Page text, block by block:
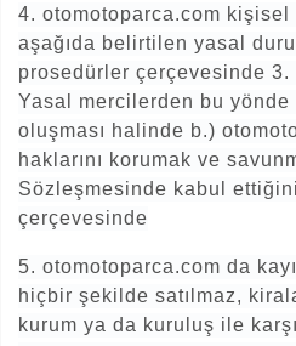
4. otomotoparca.com
aşağıda belirtilen yasal
prosedürler çerçevesinde 3.
Yasal mercilerden bu yönde
oluşması halinde b.)
haklarını korumak ve
Sözleşmesinde kabul
çerçevesinde
5. otomotoparca.com da
hiçbir şekilde satılmaz,
kurum ya da kuruluş ile